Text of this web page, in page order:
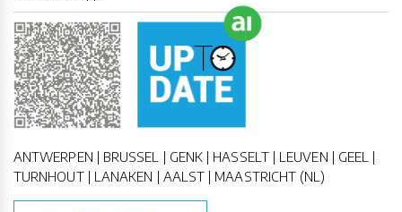
ANTWERPEN | BRUSSEL | GENK | HASSELT | LEUVEN | GEEL |
TURNHOUT | LANAKEN | AALST | MAASTRICHT (NL)